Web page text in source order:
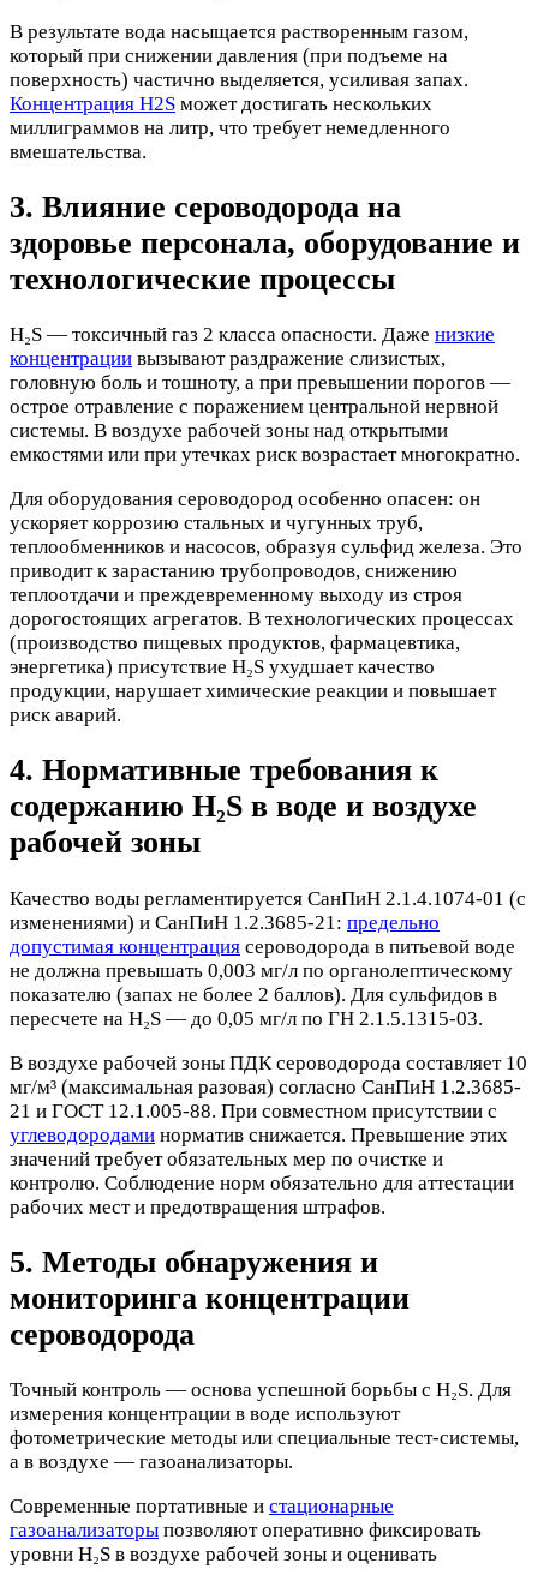
В результате вода насыщается растворенным газом,
который при снижении давления (при подъеме на
поверхность) частично выделяется, усиливая запах.
Концентрация H2S может достигать нескольких
миллиграммов на литр, что требует немедленного
вмешательства.
3. Влияние сероводорода на
здоровье персонала, оборудование и
технологические процессы
H₂S — токсичный газ 2 класса опасности. Даже низкие
концентрации вызывают раздражение слизистых,
головную боль и тошноту, а при превышении порогов —
острое отравление с поражением центральной нервной
системы. В воздухе рабочей зоны над открытыми
емкостями или при утечках риск возрастает многократно.
Для оборудования сероводород особенно опасен: он
ускоряет коррозию стальных и чугунных труб,
теплообменников и насосов, образуя сульфид железа. Это
приводит к зарастанию трубопроводов, снижению
теплоотдачи и преждевременному выходу из строя
дорогостоящих агрегатов. В технологических процессах
(производство пищевых продуктов, фармацевтика,
энергетика) присутствие H₂S ухудшает качество
продукции, нарушает химические реакции и повышает
риск аварий.
4. Нормативные требования к
содержанию H₂S в воде и воздухе
рабочей зоны
Качество воды регламентируется СанПиН 2.1.4.1074-01 (с
изменениями) и СанПиН 1.2.3685-21: предельно
допустимая концентрация сероводорода в питьевой воде
не должна превышать 0,003 мг/л по органолептическому
показателю (запах не более 2 баллов). Для сульфидов в
пересчете на H₂S — до 0,05 мг/л по ГН 2.1.5.1315-03.
В воздухе рабочей зоны ПДК сероводорода составляет 10
мг/м³ (максимальная разовая) согласно СанПиН 1.2.3685-
21 и ГОСТ 12.1.005-88. При совместном присутствии с
углеводородами норматив снижается. Превышение этих
значений требует обязательных мер по очистке и
контролю. Соблюдение норм обязательно для аттестации
рабочих мест и предотвращения штрафов.
5. Методы обнаружения и
мониторинга концентрации
сероводорода
Точный контроль — основа успешной борьбы с H₂S. Для
измерения концентрации в воде используют
фотометрические методы или специальные тест-системы,
а в воздухе — газоанализаторы.
Современные портативные и стационарные
газоанализаторы позволяют оперативно фиксировать
уровни H₂S в воздухе рабочей зоны и оценивать